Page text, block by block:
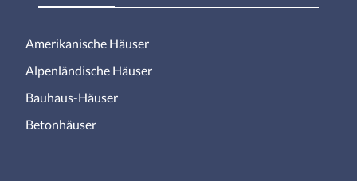
Amerikanische Häuser
Alpenländische Häuser
Bauhaus-Häuser
Betonhäuser